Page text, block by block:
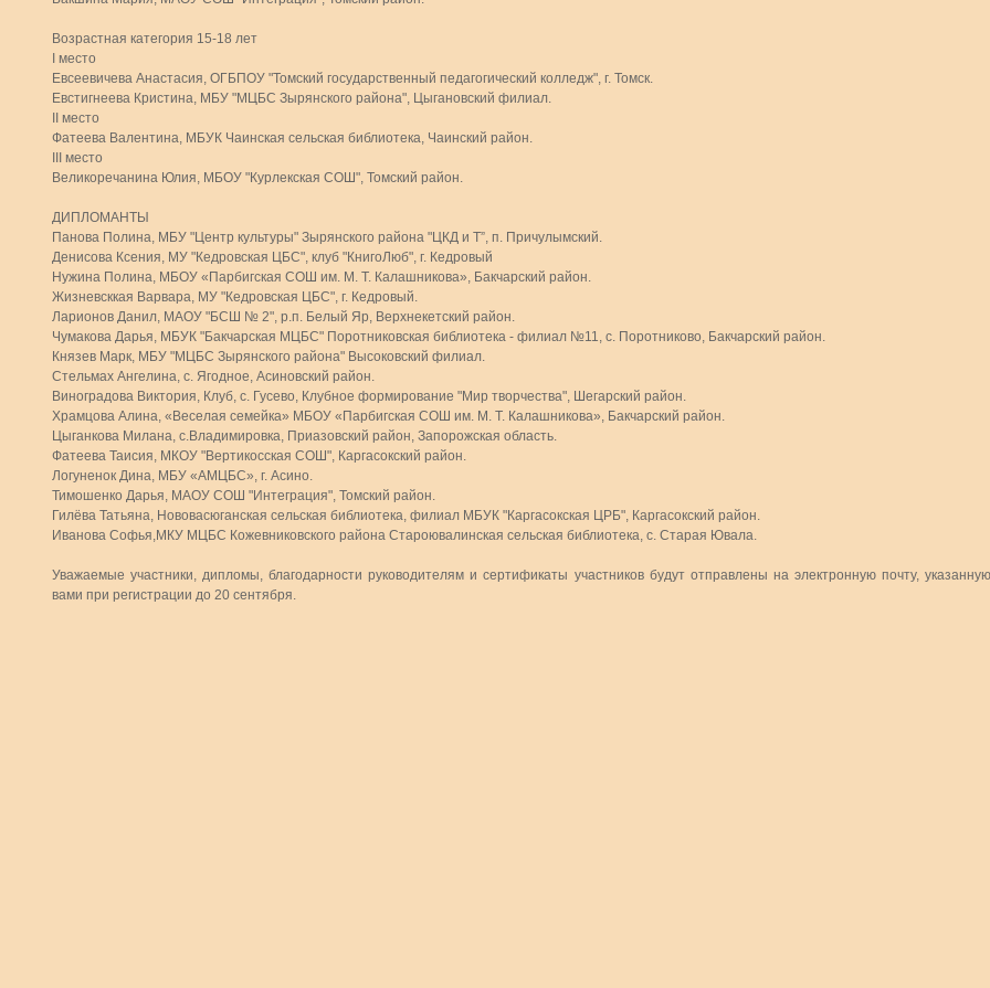
Возрастная категория 15-18 лет
I место
Евсеевичева Анастасия, ОГБПОУ "Томский государственный педагогический колледж", г. Томск.
Евстигнеева Кристина, МБУ "МЦБС Зырянского района", Цыгановский филиал.
II место
Фатеева Валентина, МБУК Чаинская сельская библиотека, Чаинский район.
III место
Великоречанина Юлия, МБОУ "Курлекская СОШ", Томский район.
ДИПЛОМАНТЫ
Панова Полина, МБУ "Центр культуры" Зырянского района "ЦКД и Т”, п. Причулымский.
Денисова Ксения, МУ "Кедровская ЦБС", клуб "КнигоЛюб", г. Кедровый
Нужина Полина, МБОУ «Парбигская СОШ им. М. Т. Калашникова», Бакчарский район.
Жизневсккая Варвара, МУ "Кедровская ЦБС", г. Кедровый.
Ларионов Данил, МАОУ "БСШ № 2", р.п. Белый Яр, Верхнекетский район.
Чумакова Дарья, МБУК "Бакчарская МЦБС" Поротниковская библиотека - филиал №11, с. Поротниково, Бакчарский район.
Князев Марк, МБУ "МЦБС Зырянского района" Высоковский филиал.
Стельмах Ангелина, с. Ягодное, Асиновский район.
Виноградова Виктория, Клуб, с. Гусево, Клубное формирование "Мир творчества", Шегарский район.
Храмцова Алина, «Веселая семейка» МБОУ «Парбигская СОШ им. М. Т. Калашникова», Бакчарский район.
Цыганкова Милана, с.Владимировка, Приазовский район, Запорожская область.
Фатеева Таисия, МКОУ "Вертикосская СОШ", Каргасокский район.
Логуненок Дина, МБУ «АМЦБС», г. Асино.
Тимошенко Дарья, МАОУ СОШ "Интеграция", Томский район.
Гилёва Татьяна, Нововасюганская сельская библиотека, филиал МБУК "Каргасокская ЦРБ", Каргасокский район.
Иванова Софья,МКУ МЦБС Кожевниковского района Староювалинская сельская библиотека, с. Старая Ювала.
Уважаемые участники, дипломы, благодарности руководителям и сертификаты участников будут отправлены на электронную почту, указанную
вами при регистрации до 20 сентября.